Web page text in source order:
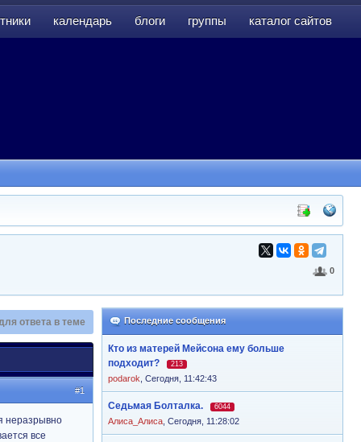
календарь блоги группы каталог сайтов
0
Последние сообщения
Кто из матерей Мейсона ему больше
подходит?
213
podarok Сегодня, 11:42:43
Седьмая Болталка. 6044
Алиса_Алиса Сегодня, 11:28:02
ответа в теме
#1
неразрывно
все